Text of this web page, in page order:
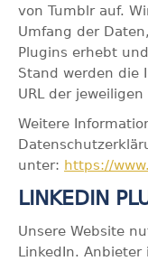
von Tumblr auf.
Umfang der
Plugins erhebt
Stand werden die
URL der
Weitere
unter: https://
LINKEDIN
Unsere Website
LinkedIn.